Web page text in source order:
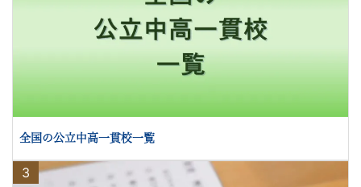
全国の公立中高一貫校一覧
3